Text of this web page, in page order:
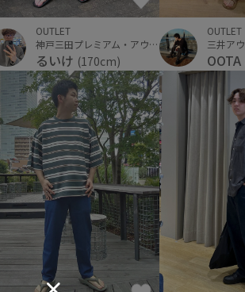
OUTLET
神戸三田プレミアム・アウトレット
るいけ (170cm)
OUTLET
OOTA